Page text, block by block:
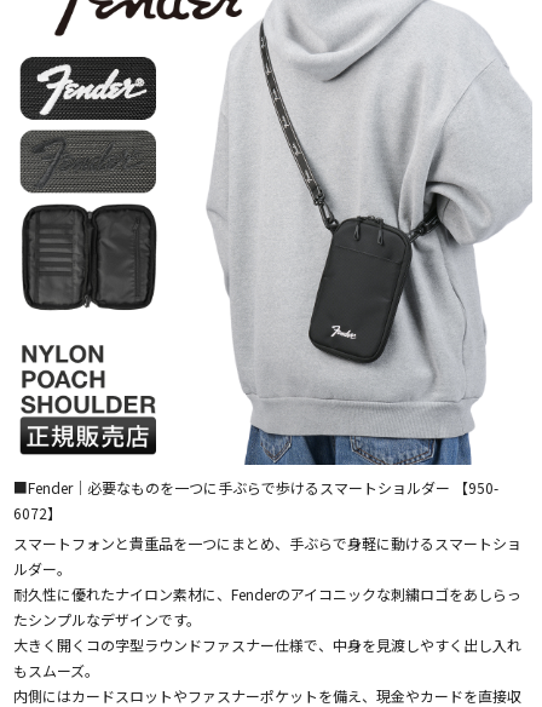
■Fender｜必要なものを一つに手ぶらで歩けるスマートショルダー 【950-
6072】
スマートフォンと貴重品を一つにまとめ、手ぶらで身軽に動けるスマートショ
ルダー。
耐久性に優れたナイロン素材に、Fenderのアイコニックな刺繍ロゴをあしらっ
たシンプルなデザインです。
大きく開くコの字型ラウンドファスナー仕様で、中身を見渡しやすく出し入れ
もスムーズ。
内側にはカードスロットやファスナーポケットを備え、現金やカードを直接収